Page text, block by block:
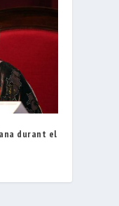
durant el